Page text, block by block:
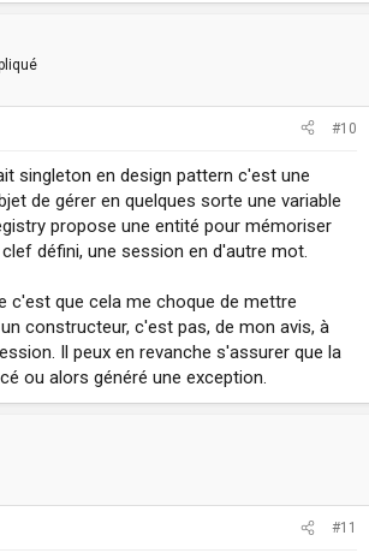
#10
singleton en design pattern c'est une
de gérer en quelques sorte une variable
propose une entité pour mémoriser
défini, une session en d'autre mot.
c'est que cela me choque de mettre
constructeur, c'est pas, de mon avis, à
Il peux en revanche s'assurer que la
ou alors généré une exception.
#11